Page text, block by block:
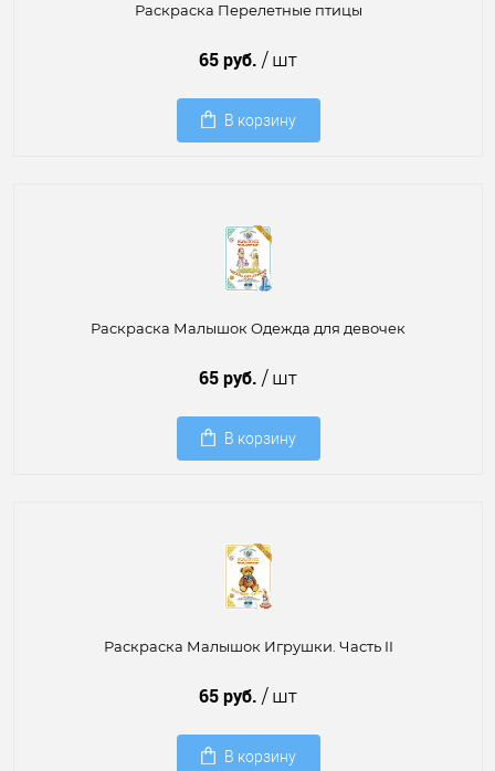
Раскраска Перелетные птицы
65 руб. / шт
В корзину
Раскраска Малышок Одежда для девочек
65 руб. / шт
В корзину
Раскраска Малышок Игрушки. Часть II
65 руб. / шт
В корзину